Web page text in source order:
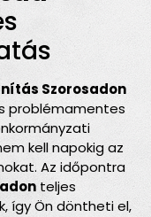
Szorosadon
problémamentes
kell napokig az
Az időpontra
teljes
így Ön döntheti el,